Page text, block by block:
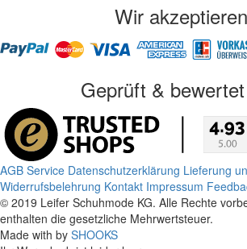
Wir akzeptieren
Geprüft &
AGB Service Datenschutzerklärung Lieferung
Widerrufsbelehrung Kontakt Impressum
© 2019 Leifer Schuhmode KG. Alle Rechte
enthalten die gesetzliche Mehrwertsteuer.
Made with by SHOOKS